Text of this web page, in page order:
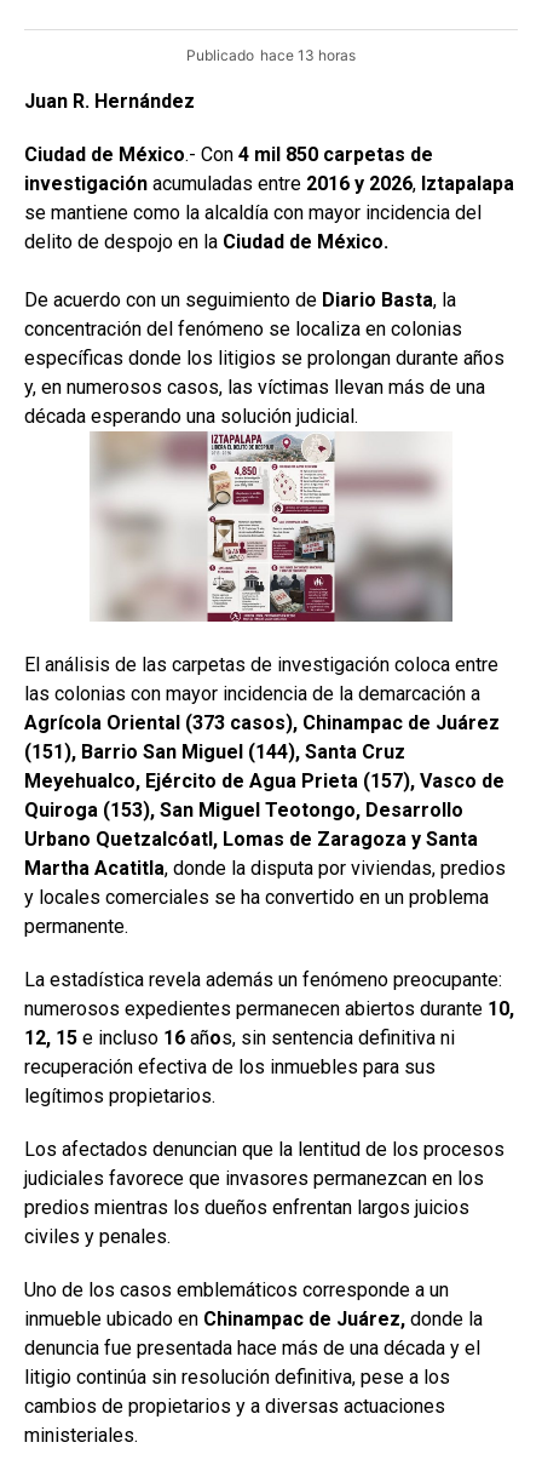
Publicado hace 13 horas
Juan R. Hernández
Ciudad de México.- Con 4 mil 850 carpetas de
investigación acumuladas entre 2016 y 2026, Iztapalapa
se mantiene como la alcaldía con mayor incidencia del
delito de despojo en la Ciudad de México.
De acuerdo con un seguimiento de Diario Basta, la
concentración del fenómeno se localiza en colonias
específicas donde los litigios se prolongan durante años
y, en numerosos casos, las víctimas llevan más de una
década esperando una solución judicial.
El análisis de las carpetas de investigación coloca entre
las colonias con mayor incidencia de la demarcación a
Agrícola Oriental (373 casos), Chinampac de Juárez
(151), Barrio San Miguel (144), Santa Cruz
Meyehualco, Ejército de Agua Prieta (157), Vasco de
Quiroga (153), San Miguel Teotongo, Desarrollo
Urbano Quetzalcóatl, Lomas de Zaragoza y Santa
Martha Acatitla, donde la disputa por viviendas, predios
y locales comerciales se ha convertido en un problema
permanente.
La estadística revela además un fenómeno preocupante:
numerosos expedientes permanecen abiertos durante 10,
12, 15 e incluso 16 años, sin sentencia definitiva ni
recuperación efectiva de los inmuebles para sus
legítimos propietarios.
Los afectados denuncian que la lentitud de los procesos
judiciales favorece que invasores permanezcan en los
predios mientras los dueños enfrentan largos juicios
civiles y penales.
Uno de los casos emblemáticos corresponde a un
inmueble ubicado en Chinampac de Juárez, donde la
denuncia fue presentada hace más de una década y el
litigio continúa sin resolución definitiva, pese a los
cambios de propietarios y a diversas actuaciones
ministeriales.